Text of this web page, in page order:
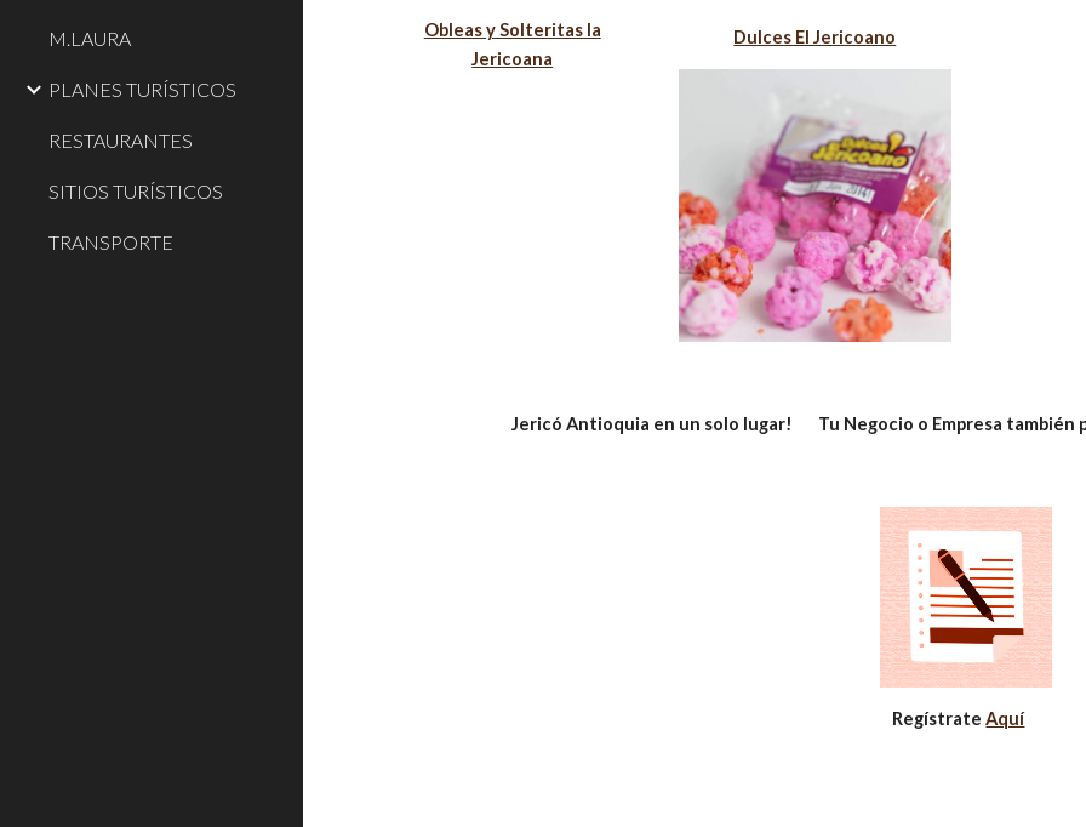
M.LAURA
PLANES TURÍSTICOS
RESTAURANTES
SITIOS TURÍSTICOS
TRANSPORTE
Obleas y Solteritas la
Jericoana
Dulces El Jericoano
Jericó Antioquia en un solo lugar! Tu Negocio o Empresa también
RegístrateAquí